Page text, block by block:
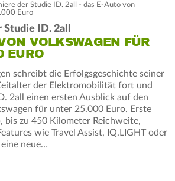
der Studie ID. 2all - das E-Auto von
Euro
ID. 2all
VOLKSWAGEN FÜR
EURO
schreibt die Erfolgsgeschichte seiner
der Elektromobilität fort und
2all einen ersten Ausblick auf den
für unter 25.000 Euro. Erste
bis zu 450 Kilometer Reichweite,
wie Travel Assist, IQ.LIGHT oder
neue…